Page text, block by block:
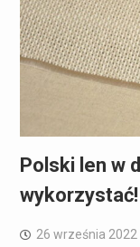
Polski len w
wykorzystać!
26 września 2022